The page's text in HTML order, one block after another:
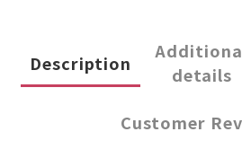
Description
details
Customer